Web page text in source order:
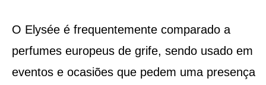
O Elysée é frequentemente comparado a
perfumes europeus de grife, sendo usado em
eventos e ocasiões que pedem uma presença